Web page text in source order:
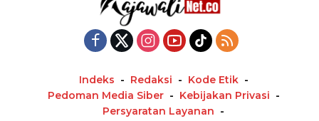
Indeks Redaksi
Kode Etik
Pedoman Media Siber
Kebijakan Privasi
Persyaratan Layanan